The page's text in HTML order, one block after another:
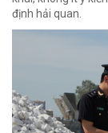
định hải quan.